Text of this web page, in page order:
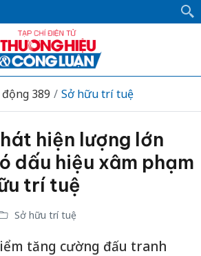
389 Sở hữu trí tuệ
hiện lượng lớn
dấu hiệu xâm phạm
trí tuệ
Sở hữu trí tuệ
tăng cường đấu tranh